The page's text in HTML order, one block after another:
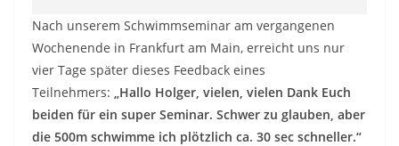
Nach unserem Schwimmseminar am vergangenen
Wochenende in Frankfurt am Main, erreicht uns nur
vier Tage später dieses Feedback eines
Teilnehmers: „Hallo Holger, vielen, vielen Dank Euch
beiden für ein super Seminar. Schwer zu glauben, aber
die 500m schwimme ich plötzlich ca. 30 sec schneller.“